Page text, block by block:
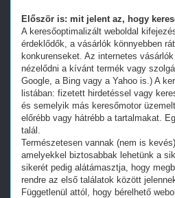
Először is: mit jelent az, hogy
A keresőoptimalizált weboldal
érdeklődők, a vásárlók könnyebben
konkurenseket. Az internetes
nézelődni a kívánt termék vagy
Google, a Bing vagy a Yahoo is.) A
listában: fizetett hirdetéssel vagy
és semelyik más keresőmotor
előrébb vagy hátrébb a tartalmakat.
talál.
Természetesen vannak (nem is
amelyekkel biztosabbak lehetünk a
sikerét pedig alátámasztja, hogy
rendre az első találatok között
Függetlenül attól, hogy bérelhető